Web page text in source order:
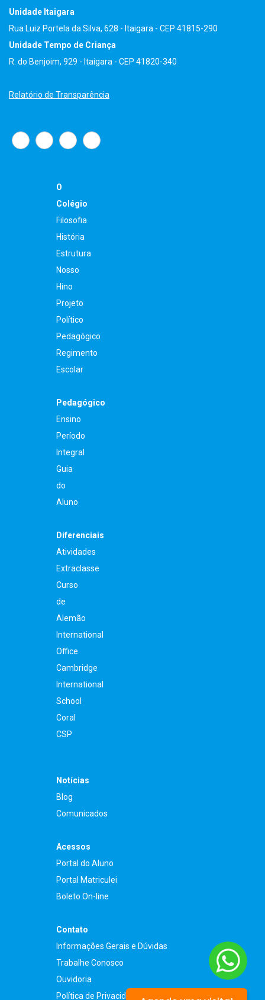
Unidade Itaigara
Rua Luiz Portela da Silva, 628 - Itaigara - CEP 41815-290
Unidade Tempo de Criança
R. do Benjoim, 929 - Itaigara - CEP 41820-340
Relatório de Transparência
O
Colégio
Filosofia
História
Estrutura
Nosso
Hino
Projeto
Político
Pedagógico
Regimento
Escolar
Pedagógico
Ensino
Período
Integral
Guia
do
Aluno
Diferenciais
Atividades
Extraclasse
Curso
de
Alemão
International
Office
Cambridge
International
School
Coral
CSP
Notícias
Blog
Comunicados
Acessos
Portal do Aluno
Portal Matriculei
Boleto On-line
Contato
Informações Gerais e Dúvidas
Trabalhe Conosco
Ouvidoria
Política de Privacidade